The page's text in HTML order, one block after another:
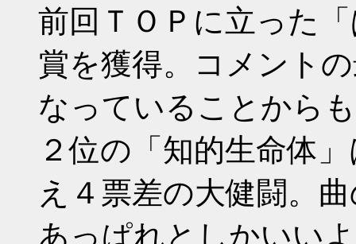
前回ＴＯＰに立った
賞を獲得。コメント
なっていることから
２位の「知的生命体
え４票差の大健闘。
あっぱれとしかいい